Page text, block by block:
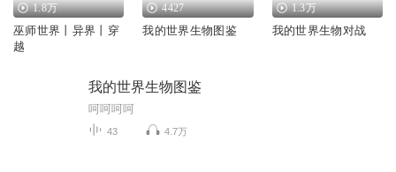
1.8万
巫师世界丨异界丨穿
越
4427
我的世界生物图鉴
1.3万
我的世界生物对战
我的世界生物图鉴
呵呵呵呵
43 4.7万